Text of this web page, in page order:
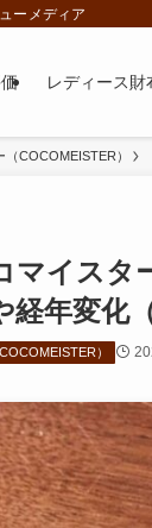
ーメディア
レディース
（COCOMEISTER）
マイスタ
経年変化
）